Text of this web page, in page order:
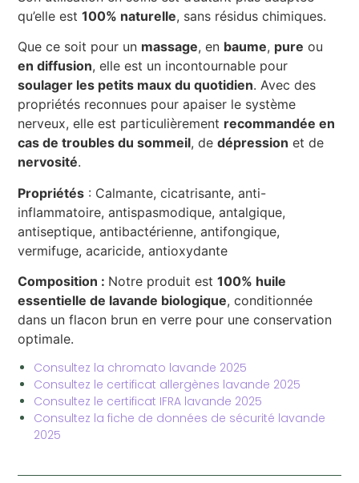
qu’elle est100% naturelle, sans résidus chimiques.
Que ce soit pour un massage, en baume, pure ou
en diffusion, elle est un incontournable pour
soulager les petits maux du quotidien. Avec des
propriétés reconnues pour apaiser le système
nerveux, elle est particulièrement recommandée en
cas de troubles du sommeil, dedépression et de
nervosité.
Propriétés : Calmante, cicatrisante, anti-
inflammatoire, antispasmodique, antalgique,
antiseptique, antibactérienne, antifongique,
vermifuge, acaricide, antioxydante
Composition : Notre produit est100% huile
essentielle de lavande biologique, conditionnée
dans un flacon brun en verre pour une conservation
optimale.
Consultez la chromato lavande 2025
Consultez le certificat allergènes lavande 2025
Consultez le certificat IFRA lavande 2025
Consultez la fiche de données de sécurité lavande
2025